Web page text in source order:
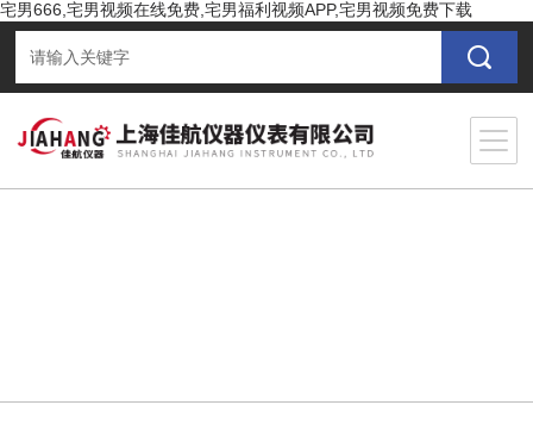
宅男666,宅男视频在线免费,宅男福利视频APP,宅男视频免费下载